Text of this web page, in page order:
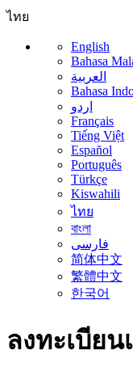
ไทย
English
Bahasa
العربية
Bahasa
اردو
Français
Tiếng Việt
Español
Português
Türkçe
Kiswahili
ไทย
বাংলা
فارسی
简体中文
繁體中文
한국어
ลงทะเบีย